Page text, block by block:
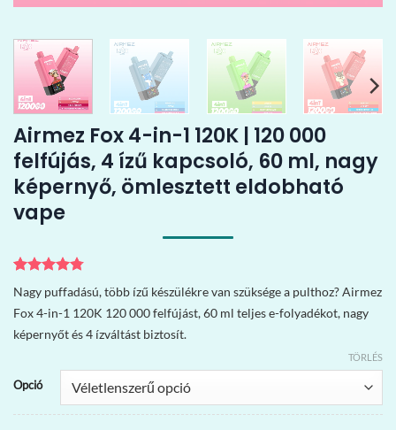
Airmez Fox 4-in-1 120K | 120 000
felfújás, 4 ízű kapcsoló, 60 ml, nagy
képernyő, ömlesztett eldobható
vape
Értékelés
4.78az 5-
ből,
9
értékelés
alapján
Nagy puffadású, több ízű készülékre van szüksége a pulthoz? Airmez
Fox 4-in-1 120K 120 000 felfújást, 60 ml teljes e-folyadékot, nagy
képernyőt és 4 ízváltást biztosít.
Opció
TÖRLÉS